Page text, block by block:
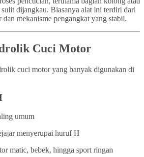
dijangkau. Biasanya alat ini terdiri dari
mekanisme pengangkat yang stabil.
Cuci Motor
cuci motor yang banyak digunakan di
umum
menyerupai huruf H
matic, bebek, hingga sport ringan